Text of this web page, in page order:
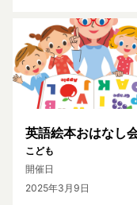
英語絵本おはなし
こども
開催日
2025年3月9日